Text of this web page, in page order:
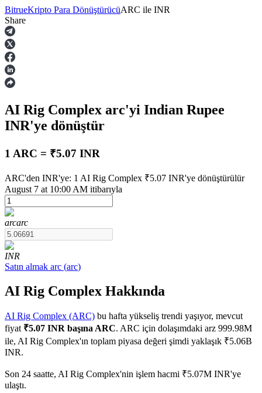
Vadeli İşlemler
USDT Vadeli İşlemleri
Teminat olarak USDT kullanan vadeli işlemler
COIN-M Vadeli İşlemleri
Kripto Para Vadeli İşlemleri
TradFi
BitrueKripto Para DönüştürücüARC ile INR
Share
AI Rig Complex arc'yi Indian Rupee
INR'ye dönüştür
1 ARC = ₹5.07 INR
ARC'den INR'ye: 1 AI Rig Complex ₹5.07 INR'ye dönüştürülür
August 7 at 10:00 AM itibarıyla
arcarc
INR
Satın almak arc (arc)
AI Rig Complex Hakkında
AI Rig Complex (ARC) bu hafta yükseliş trendi yaşıyor, mevcut
fiyat ₹5.07 INR başına ARC. ARC için dolaşımdaki arz 999.98M
ile, AI Rig Complex'ın toplam piyasa değeri şimdi yaklaşık ₹5.06B
INR.
Son 24 saatte, AI Rig Complex'nin işlem hacmi ₹5.07M INR'ye
ulaştı.